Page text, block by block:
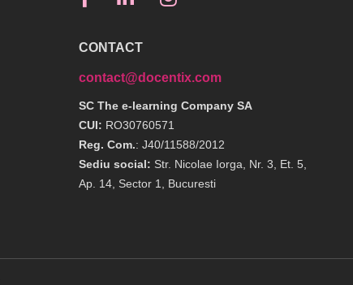
CONTACT
contact@docentix.com
SC The e-learning Company SA
CUI: RO30760571
Reg. Com.: J40/11588/2012
Sediu social: Str. Nicolae Iorga, Nr. 3, Et. 5,
Ap. 14, Sector 1, Bucuresti